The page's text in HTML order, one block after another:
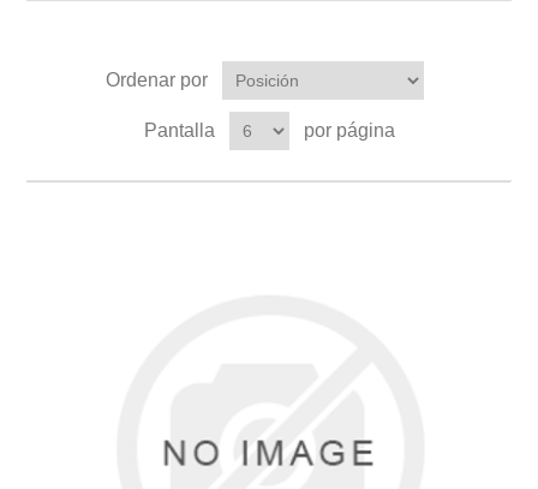
Ordenar por
Pantalla por página